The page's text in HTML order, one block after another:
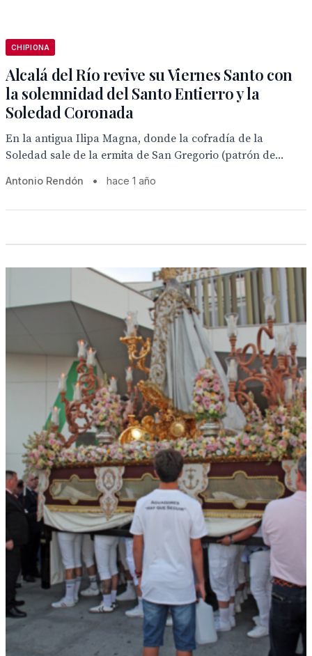
CHIPIONA
Alcalá del Río revive su Viernes Santo con
la solemnidad del Santo Entierro y la
Soledad Coronada
En la antigua Ilipa Magna, donde la cofradía de la
Soledad sale de la ermita de San Gregorio (patrón de...
Antonio Rendón • hace 1 año